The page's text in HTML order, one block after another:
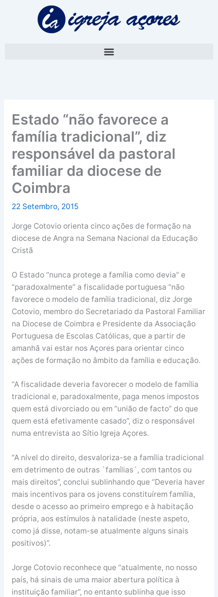
Estado “não favorece a
família tradicional”, diz
responsável da pastoral
familiar da diocese de
Coimbra
22 Setembro, 2015
Jorge Cotovio orienta cinco ações de formação na
diocese de Angra na Semana Nacional da Educação
Cristã
O Estado “nunca protege a família como devia” e
“paradoxalmente” a fiscalidade portuguesa “não
favorece o modelo de família tradicional, diz Jorge
Cotovio, membro do Secretariado da Pastoral Familiar
na Diocese de Coimbra e Presidente da Associação
Portuguesa de Escolas Católicas, que a partir de
amanhã vai estar nos Açores para orientar cinco
ações de formação no âmbito da família e educação.
“A fiscalidade deveria favorecer o modelo de família
tradicional e, paradoxalmente, paga menos impostos
quem está divorciado ou em “união de facto” do que
quem está efetivamente casado”, diz o responsável
numa entrevista ao Sítio Igreja Açores.
“A nível do direito, desvaloriza-se a família tradicional
em detrimento de outras `famílias´, com tantos ou
mais direitos”, conclui sublinhando que “Deveria haver
mais incentivos para os jovens constituírem família,
desde o acesso ao primeiro emprego e à habitação
própria, aos estímulos à natalidade (neste aspeto,
como já disse, notam-se atualmente alguns sinais
positivos)”.
Jorge Cotovio reconhece que “atualmente, no nosso
país, há sinais de uma maior abertura política à
instituição familiar”, no entanto sublinha que isso